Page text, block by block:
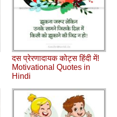
दस प्रेरणादायक कोट्स हिंदी में!
Motivational Quotes in
Hindi